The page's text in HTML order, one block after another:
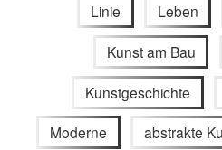
Linie Leben
Kunst am Bau
Kunstgeschichte
Moderne abstrakte